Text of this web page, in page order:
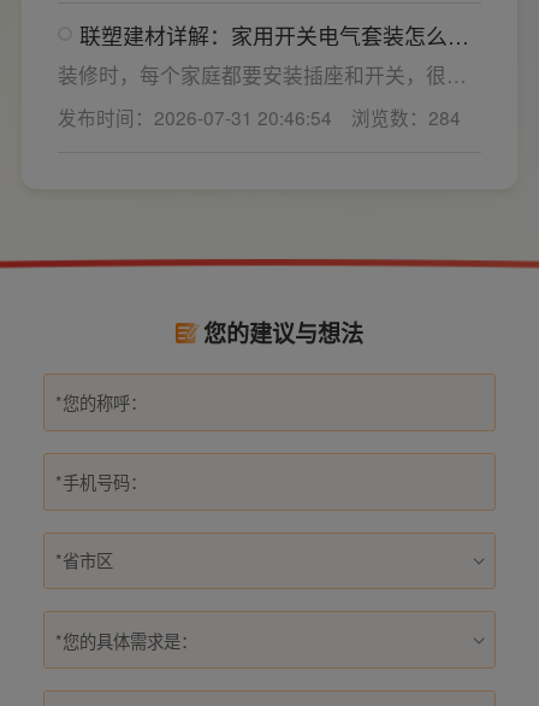
关键。如果装修时开关、插座的数量设置不
够，或者开关、插座的位置设置不合理，会给
隐患。 所以装修前一定要精心规划开关、插座
联塑建材详解：家用开关电气套装怎么
选，开关插座怎么安装更安全
装修时，每个家庭都要安装插座和开关，很多
业主在挑选家用开关电气套装之后，并不清楚
插座、开关合理的离地高度以及规范的安装方
发布时间：2026-07-31 20:46:54 浏览数：284
您的建议与想法
*您的具体需求是：